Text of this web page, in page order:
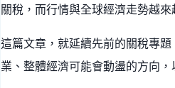
關稅，而行情與全球經濟走勢越
這篇文章，就延續先前的關稅專
業、整體經濟可能會動盪的方向